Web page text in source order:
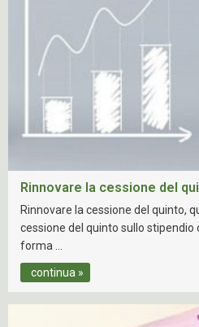
Rinnovare la cessione del
Rinnovare la cessione del quinto,
cessione del quinto sullo stipendio
forma …
continua »